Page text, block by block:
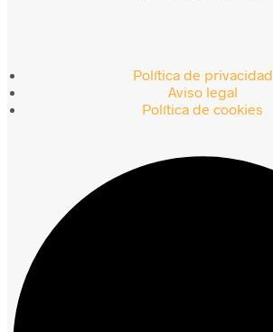
Política de privacidad
Aviso legal
Política de cookies